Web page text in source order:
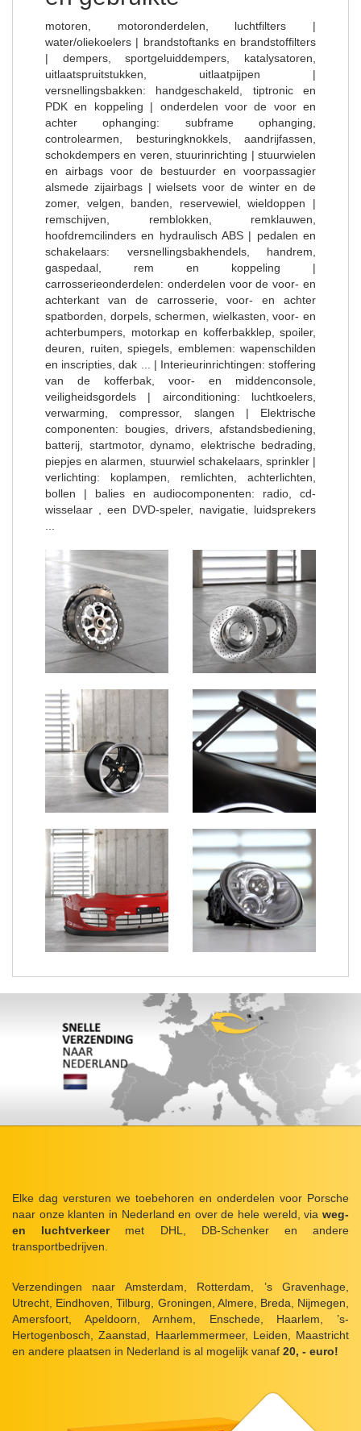
motoren, motoronderdelen, luchtfilters |
water/oliekoelers | brandstoftanks en brandstoffilters
| dempers, sportgeluiddempers, katalysatoren,
uitlaatspruitstukken, uitlaatpijpen |
versnellingsbakken: handgeschakeld, tiptronic en
PDK en koppeling | onderdelen voor de voor en
achter ophanging: subframe ophanging,
controlearmen, besturingknokkels, aandrijfassen,
schokdempers en veren, stuurinrichting | stuurwielen
en airbags voor de bestuurder en voorpassagier
alsmede zijairbags | wielsets voor de winter en de
zomer, velgen, banden, reservewiel, wieldoppen |
remschijven, remblokken, remklauwen,
hoofdremcilinders en hydraulisch ABS | pedalen en
schakelaars: versnellingsbakhendels, handrem,
gaspedaal, rem en koppeling |
carrosserieonderdelen: onderdelen voor de voor- en
achterkant van de carrosserie, voor- en achter
spatborden, dorpels, schermen, wielkasten, voor- en
achterbumpers, motorkap en kofferbakklep, spoiler,
deuren, ruiten, spiegels, emblemen: wapenschilden
en inscripties, dak ... | Interieurinrichtingen: stoffering
van de kofferbak, voor- en middenconsole,
veiligheidsgordels | airconditioning: luchtkoelers,
verwarming, compressor, slangen | Elektrische
componenten: bougies, drivers, afstandsbediening,
batterij, startmotor, dynamo, elektrische bedrading,
piepjes en alarmen, stuurwiel schakelaars, sprinkler |
verlichting: koplampen, remlichten, achterlichten,
bollen | balies en audiocomponenten: radio, cd-
wisselaar , een DVD-speler, navigatie, luidsprekers
Elke dag versturen we toebehoren en onderdelen voor Porsche
naar onze klanten in Nederland en over de hele wereld, via weg-
en luchtverkeermet DHL, DB-Schenker en andere
transportbedrijven.
Verzendingen naar Amsterdam, Rotterdam, ’s Gravenhage,
Utrecht, Eindhoven, Tilburg, Groningen, Almere, Breda, Nijmegen,
Amersfoort, Apeldoorn, Arnhem, Enschede, Haarlem, ’s-
Hertogenbosch, Zaanstad, Haarlemmermeer, Leiden, Maastricht
en andere plaatsen in Nederland is al mogelijk vanaf 20, - euro!